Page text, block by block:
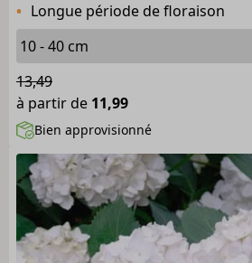
Longue période de floraison
13,49
à partir de 11,99
Bien approvisionné